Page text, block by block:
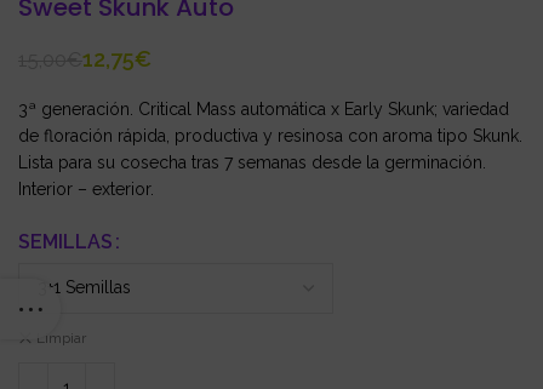
Sweet Skunk Auto
12,75€
3ª generación. Critical Mass automática x Early Skunk; variedad
de floración rápida, productiva y resinosa con aroma tipo Skunk.
Lista para su cosecha tras 7 semanas desde la germinación.
Interior – exterior.
SEMILLAS
Limpiar